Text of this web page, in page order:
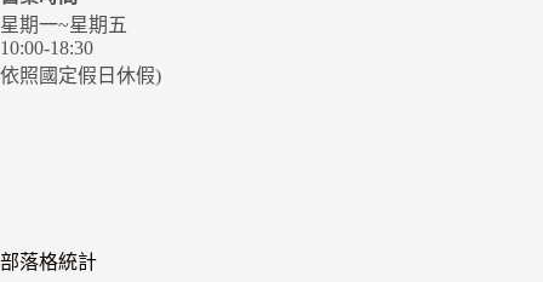
星期一~星期五
10:00-18:30
依照國定假日休假)
部落格統計